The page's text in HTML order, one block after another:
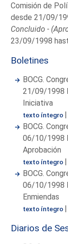
Comisión de
desde 21/09/
Concluido -
23/09/1998
Boletines
BOCG.
21/09/1998
Iniciativa
texto íntegro
BOCG.
06/10/1998
Aprobación
texto íntegro
BOCG.
06/10/1998
Enmiendas
texto íntegro
Diarios de